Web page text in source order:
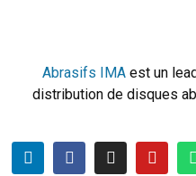
Abrasifs IMA est un
distribution de disques